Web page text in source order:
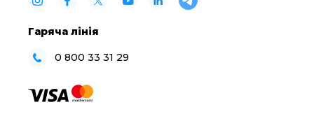
Гаряча лінія
0 800 33 31 29